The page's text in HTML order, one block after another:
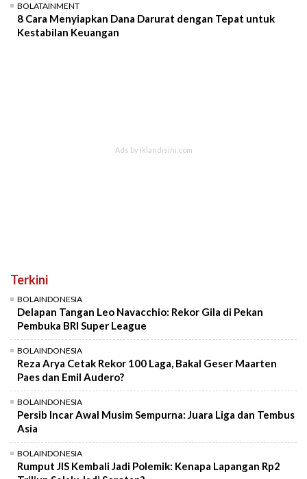
BOLATAINMENT
8 Cara Menyiapkan Dana Darurat dengan Tepat untuk
Kestabilan Keuangan
Terkini
BOLAINDONESIA
Delapan Tangan Leo Navacchio: Rekor Gila di Pekan
Pembuka BRI Super League
BOLAINDONESIA
Reza Arya Cetak Rekor 100 Laga, Bakal Geser Maarten
Paes dan Emil Audero?
BOLAINDONESIA
Persib Incar Awal Musim Sempurna: Juara Liga dan Tembus
Asia
BOLAINDONESIA
Rumput JIS Kembali Jadi Polemik: Kenapa Lapangan Rp2